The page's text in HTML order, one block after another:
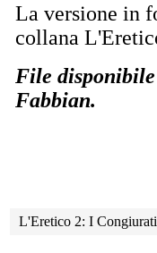
La versione in
collana
File
Fabbian.
L'Eretico 2: I